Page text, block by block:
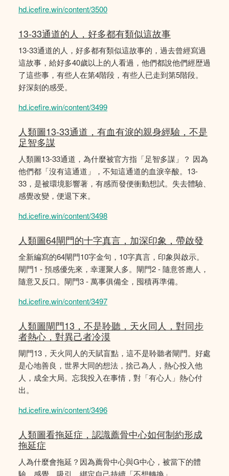
hd.icefire.win/content/3500
13-33通道的人，好多都有類似這故事
13-33通道的人，好多都有類似這故事的，過去曾經寫過
這故事，給好多40歲以上的人看過，他們都說他們經歴過
了這些事，有些人在第4階段，有些人已走到第5階段。
好深刻的感受。
hd.icefire.win/content/3499
人類圖13-33通道，有血有淚的親身經驗，不是
足智多謀
人類圖13-33通道，為什麼被官方指「足智多謀」？ 因為
他們都「沒有這通道」，不知這通道的血淚辛酸。13-
33，是被環境影響著，有感而發便衝動想試。失去體驗、
感覺改變，便退下來。
hd.icefire.win/content/3498
人類圖64閘門的十字真言，加深印象，帶啟發
全新編寫的64閘門10字金句，10字真言，印象與啟示。
閘門1 - 預感優先來，幸運聚人多。閘門2 - 隨意答應人，
隨意又反口。閘門3 - 萬事俱備全，囤積再準備。
hd.icefire.win/content/3497
人類圖閘門13，不是聆聽，天火同人，對同步
者熱心，對異己者冷漠
閘門13，天火同人的天賦盲點，這不是聆聽者閘門。好處
是心地善良，世界大同的想法，捨己為人，熱心投入他
人，成全大局。忘我投入在事情，對「有心人」熱心付
出。
hd.icefire.win/content/3496
人類圖看拖延症，認識薦骨中心如何制約形成
拖延症
人為什麼會拖延？因為薦骨中心與G中心，被當下的體
驗、感覺、吸引，綁定自己持續「不想轉換」。